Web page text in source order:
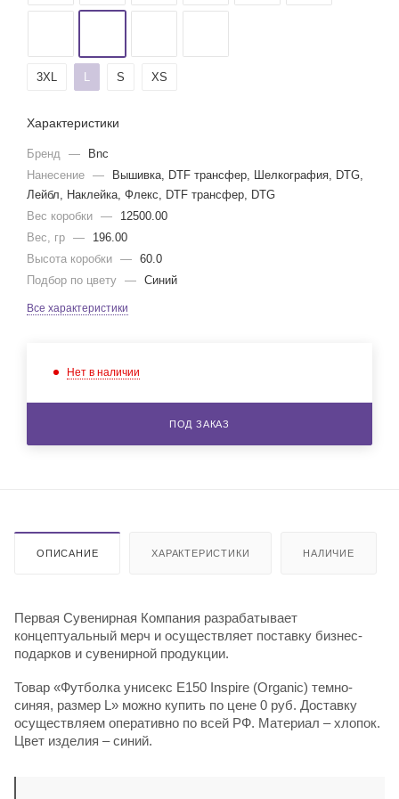
3XL L S XS
Характеристики
Бренд —
Bnc
Нанесение —
Вышивка, DTF трансфер, Шелкография, DTG,
Лейбл, Наклейка, Флекс, DTF трансфер, DTG
Вес коробки —
12500.00
Вес, гр —
196.00
Высота коробки — 60.0
Подбор по цвету — Синий
Все характеристики
Нет в наличии
ПОД ЗАКАЗ
ОПИСАНИЕ ХАРАКТЕРИСТИКИ НАЛИЧИЕ
Первая Сувенирная Компания разрабатывает
концептуальный мерч и осуществляет поставку бизнес-
подарков и сувенирной продукции.
Товар «Футболка унисекс E150 Inspire (Organic) темно-
синяя, размер L» можно купить по цене 0 руб. Доставку
осуществляем оперативно по всей РФ. Материал – хлопок.
Цвет изделия – синий.